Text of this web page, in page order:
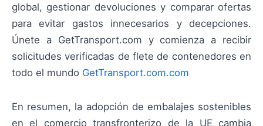
global, gestionar devoluciones y comparar ofertas
para evitar gastos innecesarios y decepciones.
Únete a GetTransport.com y comienza a recibir
solicitudes verificadas de flete de contenedores en
todo el mundo GetTransport.com.com
En resumen, la adopción de embalajes sostenibles
en el comercio transfronterizo de la UE cambia